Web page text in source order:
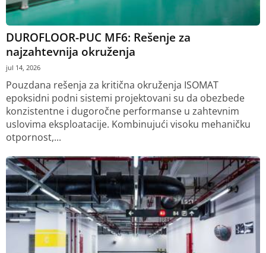
DUROFLOOR-PUC MF6: Rešenje za
najzahtevnija okruženja
jul 14, 2026
Pouzdana rešenja za kritična okruženja ISOMAT
epoksidni podni sistemi projektovani su da obezbede
konzistentne i dugoročne performanse u zahtevnim
uslovima eksploatacije. Kombinujući visoku mehaničku
otpornost,...